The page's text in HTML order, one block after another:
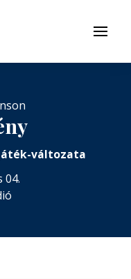
Menü
változata
04.